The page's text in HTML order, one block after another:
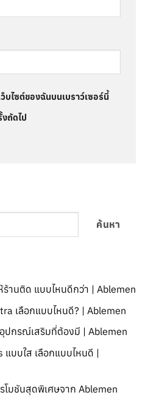
ค้นหา
านติด แบบไหนดีกว่า | Ablemen
เลือกแบบไหนดี? | Ablemen
ปกรณ์เสริมที่ต้องมี | Ablemen
บบใส เลือกแบบไหนดี |
โมชันสุดพิเศษจาก Ablemen
บไซต์ของฉันบนเบราว์เซอร์นี้
ถัดไป